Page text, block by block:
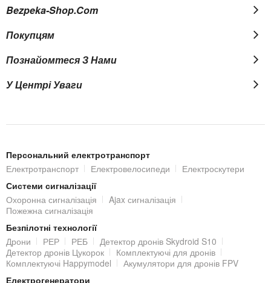
відеокамери спостереження в нічний режим відбувається
підсвічування і камера переходить в чорно-білий режим, тим
самим забезпечуючи передачу чіткої картинки такої ж
Розширення пам'яті
MicroSD карту до 256 Гб (купується окремо) для локального
зберігання записів.
Підключення IP-відеокамери
Підключення IP-камери до локальної мережі та/або Інтернет
виконується за допомогою стандартного роз'єму RJ45
(10M/100M).
Bezpeka-Shop.com
Покупцям
Познайомтеся З Нами
У Центрі Уваги
Персональний електротранспорт
Електротранспорт
Електровелосипеди
Електроскутери
Системи сигналізації
Охоронна сигналізація
Ajax сигналізація
Пожежна сигналізація
Безпілотні технології
Дрони
РЕР РЕБ
Детектор дронів Skydroid S10
Детектор дронів Цукорок
Комплектуючі для дронів
Комплектуючі Happymodel
Акумулятори для дронів FPV
Електрогенератори